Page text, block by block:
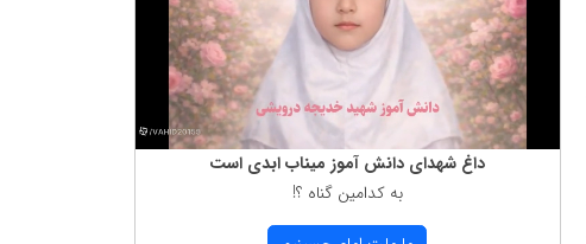
داغ شهدای دانش آموز میناب ابدی است
به كدامین گناه ؟!